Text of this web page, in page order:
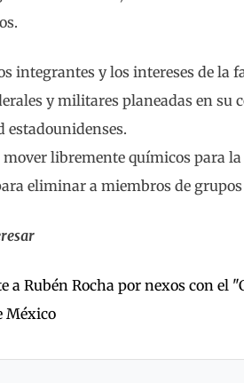
integrantes y los intereses de la
y militares planeadas en su
estadounidenses.
libremente químicos para
eliminar a miembros de
a Rubén Rocha por nexos con el
México